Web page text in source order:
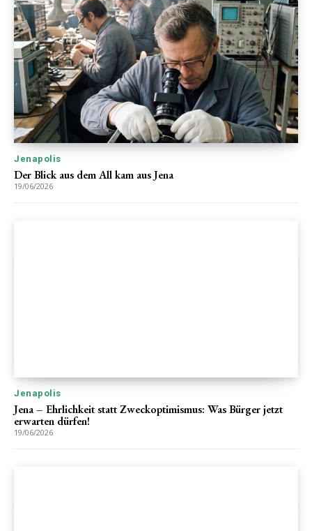
Jenapolis
Der Blick aus dem All kam aus Jena
19/06/2026
Jenapolis
Jena – Ehrlichkeit statt Zweckoptimismus: Was Bürger jetzt
erwarten dürfen!
19/06/2026